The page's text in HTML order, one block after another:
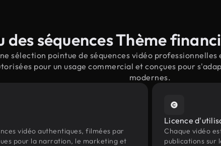
des séquences Thème
sélection pointue de séquences vidéo
pour un usage commercial et conçues pour
modernes.
vidéo authentiques, filmées par
pour la narration, le marketing et
Licence
Chaque vidéo
publications sur